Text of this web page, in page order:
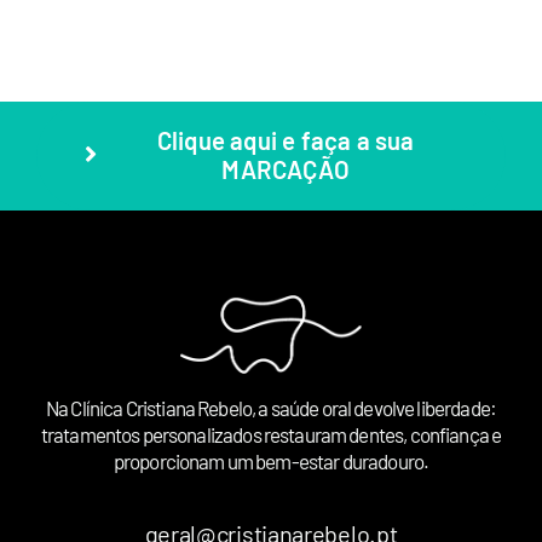
Clique aqui e faça a sua
MARCAÇÃO
Na Clínica Cristiana Rebelo, a saúde oral devolve liberdade:
tratamentos personalizados restauram dentes, confiança e
proporcionam um bem-estar duradouro.
geral@cristianarebelo.pt